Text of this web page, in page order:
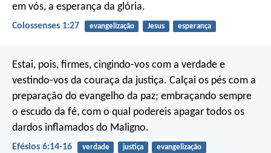
em vós, a esperança da glória.
Colossenses 1:27 evangelização Jesus esperança
Estai, pois, firmes, cingindo-vos com a verdade e
vestindo-vos da couraça da justiça. Calçai os pés com a
preparação do evangelho da paz; embraçando sempre
o escudo da fé, com o qual podereis apagar todos os
dardos inflamados do Maligno.
Efésios 6:14-16 verdade justiça evangelização